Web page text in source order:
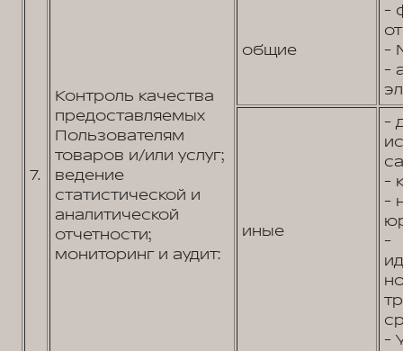
7.
Контроль качества
предоставляемых
Пользователям
товаров и/или услуг;
ведение
статистической и
аналитической
отчетности;
мониторинг и аудит:
общие
-
-
-
иные
-
-
-
-
-